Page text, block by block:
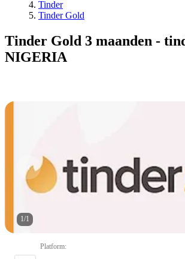
Tinder
Tinder Gold
Tinder Gold 3 maanden -
NIGERIA
1/1
Platform: